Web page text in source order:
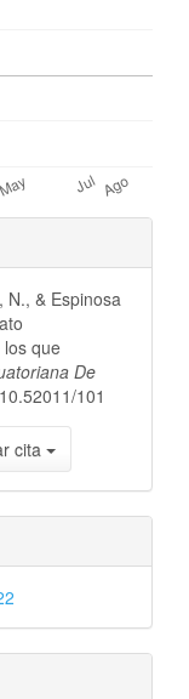
& Espinosa
que
De
101
cita